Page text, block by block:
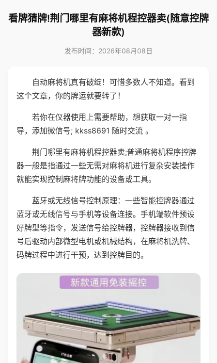
看牌猜牌!荆门哪里有麻将机程控器卖(随意控牌
器新款)
发布时间：2026年08月08日
自动麻将机真有破绽！可惜多数人不知道。看到
这个文章，你的牌运就要转了！
若你在仪器使用上需要帮助，想获取一对一指
导，添加微信号; kkss8691 随时交流 。
荆门哪里有麻将机程控器卖;普通麻将机程序控牌
器一般是指通过一些无需对麻将机进行复杂安装操作
就能实现控制麻将牌功能的设备或工具。
蓝牙或无线信号控制原理：一些智能控牌器通过
蓝牙或无线信号与手机等设备连接。手机端软件预设
好牌型等指令，发送信号给控牌器，控牌器接收到信
号后驱动内部微型电机或机械结构，在麻将机洗牌、
码牌过程中进行干预，达到控牌目的。